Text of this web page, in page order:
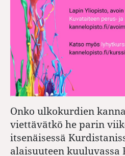
Onko ulkokurdien
viettävätkö he parin
itsenäisessä
alaisuuteen kuuluvassa